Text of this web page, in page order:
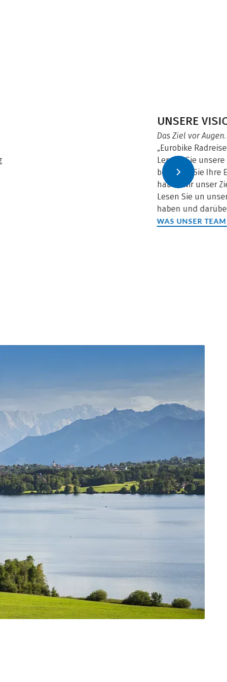
UNSERE
Das Ziel vor Augen.
„Eurobike
Lernen Sie
behalten Sie Ihre
haben wir unser
Lesen Sie un
haben und
WAS UNSER